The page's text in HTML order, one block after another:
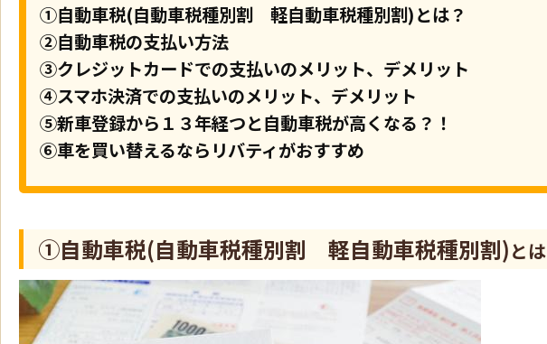
①自動車税(自動車税種別割 軽自動車税種別割)とは？
②自動車税の支払い方法
③クレジットカードでの支払いのメリット、デメリット
④スマホ決済での支払いのメリット、デメリット
⑤新車登録から１３年経つと自動車税が高くなる？！
⑥車を買い替えるならリバティがおすすめ
①自動車税(自動車税種別割 軽自動車税種別割)と